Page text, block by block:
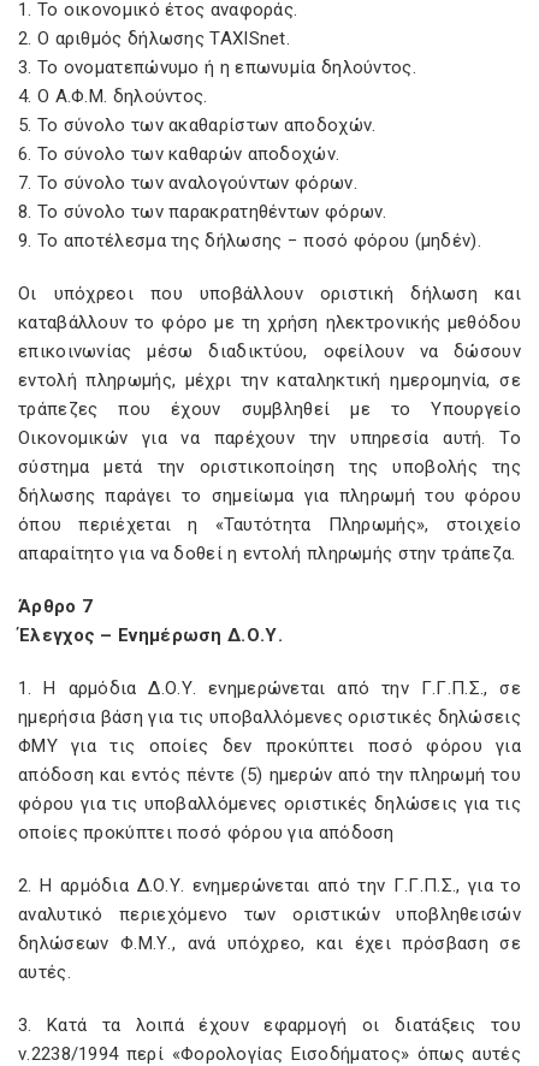
1. Το οικονομικό έτος αναφοράς.
2. Ο αριθμός δήλωσης TAXISnet.
3. Το ονοματεπώνυμο ή η επωνυμία δηλούντος.
4. Ο Α.Φ.Μ. δηλούντος.
5. Το σύνολο των ακαθαρίστων αποδοχών.
6. Το σύνολο των καθαρών αποδοχών.
7. Το σύνολο των αναλογούντων φόρων.
8. Το σύνολο των παρακρατηθέντων φόρων.
9. Το αποτέλεσμα της δήλωσης − ποσό φόρου (μηδέν).
Οι υπόχρεοι που υποβάλλουν οριστική δήλωση και
καταβάλλουν το φόρο με τη χρήση ηλεκτρονικής μεθόδου
επικοινωνίας μέσω διαδικτύου, οφείλουν να δώσουν
εντολή πληρωμής, μέχρι την καταληκτική ημερομηνία, σε
τράπεζες που έχουν συμβληθεί με το Υπουργείο
Οικονομικών για να παρέχουν την υπηρεσία αυτή. Το
σύστημα μετά την οριστικοποίηση της υποβολής της
δήλωσης παράγει το σημείωμα για πληρωμή του φόρου
όπου περιέχεται η «Ταυτότητα Πληρωμής», στοιχείο
απαραίτητο για να δοθεί η εντολή πληρωμής στην τράπεζα.
Άρθρο 7
Έλεγχος – Ενημέρωση Δ.Ο.Υ.
1. Η αρμόδια Δ.Ο.Υ. ενημερώνεται από την Γ.Γ.Π.Σ., σε
ημερήσια βάση για τις υποβαλλόμενες οριστικές δηλώσεις
ΦΜΥ για τις οποίες δεν προκύπτει ποσό φόρου για
απόδοση και εντός πέντε (5) ημερών από την πληρωμή του
φόρου για τις υποβαλλόμενες οριστικές δηλώσεις για τις
οποίες προκύπτει ποσό φόρου για απόδοση
2. Η αρμόδια Δ.Ο.Υ. ενημερώνεται από την Γ.Γ.Π.Σ., για το
αναλυτικό περιεχόμενο των οριστικών υποβληθεισών
δηλώσεων Φ.Μ.Υ., ανά υπόχρεο, και έχει πρόσβαση σε
αυτές.
3. Κατά τα λοιπά έχουν εφαρμογή οι διατάξεις του
ν.2238/1994 περί «Φορολογίας Εισοδήματος» όπως αυτές